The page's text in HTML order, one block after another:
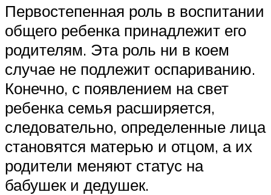
Первостепенная роль в воспитании
общего ребенка принадлежит его
родителям. Эта роль ни в коем
случае не подлежит оспариванию.
Конечно, с появлением на свет
ребенка семья расширяется,
следовательно, определенные лица
становятся матерью и отцом, а их
родители меняют статус на
бабушек и дедушек.